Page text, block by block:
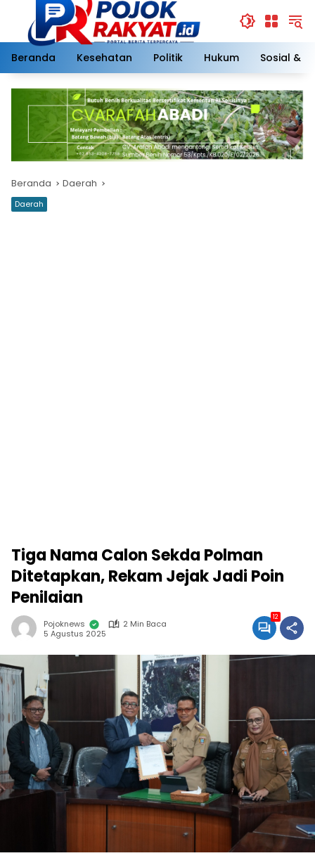
Langsung
konten
Beranda
Kesehatan Politik Hukum Sosial &
Beranda Daerah
Daerah
Tiga Nama Calon Sekda Polman
Ditetapkan, Rekam Jejak Jadi Poin
Penilaian
Pojoknews
2 Min Baca
5 Agustus 2025
12